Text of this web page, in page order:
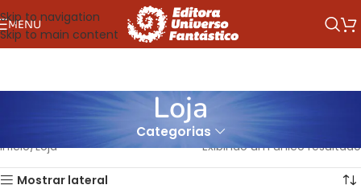
Skip to navigation
Skip to main content
MENU
Loja
Categorias
Início Loja Exibindo um único resultado
Mostrar lateral